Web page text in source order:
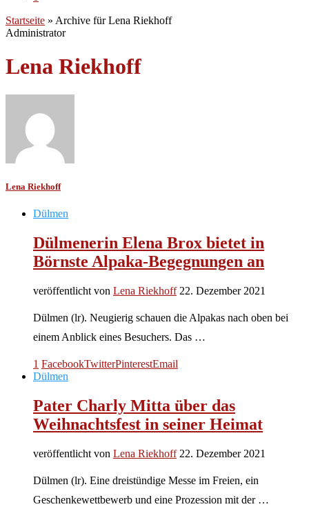
Startseite » Archive für Lena Riekhoff
Administrator
Lena Riekhoff
Lena Riekhoff
Dülmen
Dülmenerin Elena Brox bietet in
Börnste Alpaka-Begegnungen an
veröffentlicht von Lena Riekhoff 22. Dezember 2021
Dülmen (lr). Neugierig schauen die Alpakas nach oben bei
einem Anblick eines Besuchers. Das …
1 FacebookTwitterPinterestEmail
Dülmen
Pater Charly Mitta über das
Weihnachtsfest in seiner Heimat
veröffentlicht von Lena Riekhoff 22. Dezember 2021
Dülmen (lr). Eine dreistündige Messe im Freien, ein
Geschenkewettbewerb und eine Prozession mit der …